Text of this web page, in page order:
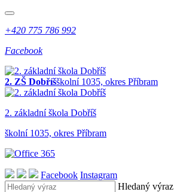
+420 775 786 992
Facebook
2. ZŠ Dobříšškolní 1035, okres Příbram
2. základníškola Dobříš
školní 1035, okres Příbram
Facebook Instagram
Hledaný výraz